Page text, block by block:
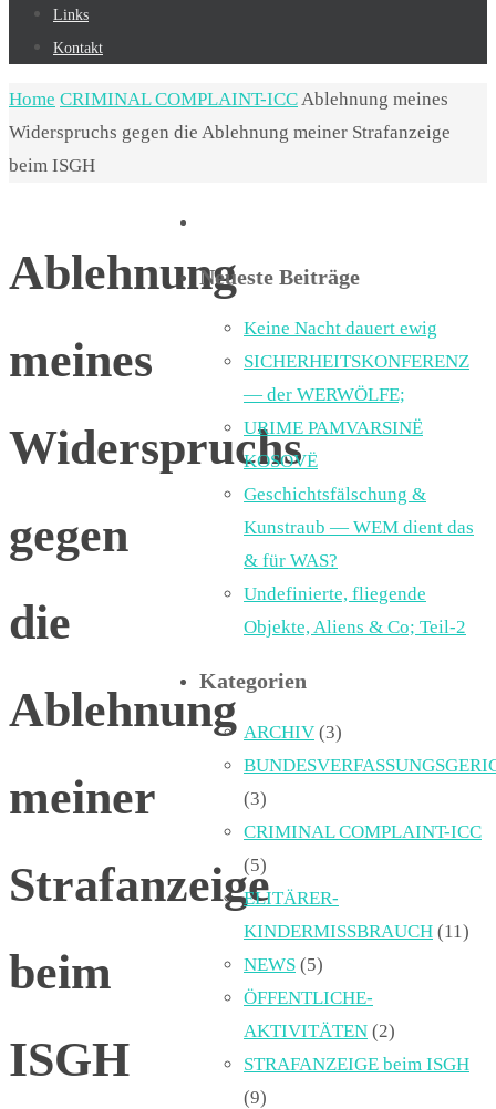
Links
Kontakt
Home CRIMINAL COMPLAINT-ICCAblehnung meines
Widerspruchs gegen die Ablehnung meiner Strafanzeige
beim ISGH
Ablehnung
meines
Widerspruchs
gegen
die
Ablehnung
meiner
Strafanzeige
beim
ISGH
Neueste Beiträge
Keine Nacht dauert ewig
SICHERHEITSKONFERENZ
— der WERWÖLFE;
URIME PAMVARSINË
KOSOVË
Geschichtsfälschung &
Kunstraub — WEM dient das
& für WAS?
Undefinierte, fliegende
Objekte, Aliens & Co; Teil-2
Kategorien
ARCHIV (3)
(3)
CRIMINAL COMPLAINT-ICC
(5)
ELITÄRER-
KINDERMISSBRAUCH (11)
NEWS (5)
ÖFFENTLICHE-
AKTIVITÄTEN (2)
STRAFANZEIGE beim ISGH
(9)